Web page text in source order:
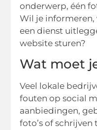
onderwerp, één
Wil je
een dienst
website sturen?
Wat moet
Veel lokale
fouten op social
aanbiedingen,
foto’s of